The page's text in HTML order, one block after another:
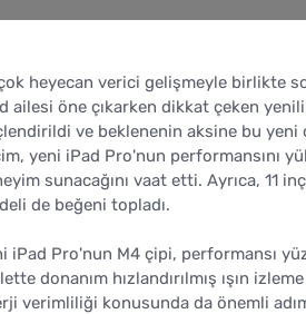
heyecan verici gelişmeyle birlikte
ailesi öne çıkarken dikkat çeken
ve beklenenin aksine bu yeni
yeni iPad Pro'nun performansını
sunacağını vaat etti. Ayrıca, 11
de beğeni topladı.
iPad Pro'nun M4 çipi, performansı
donanım hızlandırılmış ışın
verimliliği konusunda da önemli